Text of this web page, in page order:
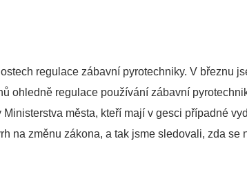
regulace zábavní pyrotechniky. V březnu
ohledně regulace používání zábavní
města, kteří mají v gesci případné
na změnu zákona, a tak jsme sledovali, zda se